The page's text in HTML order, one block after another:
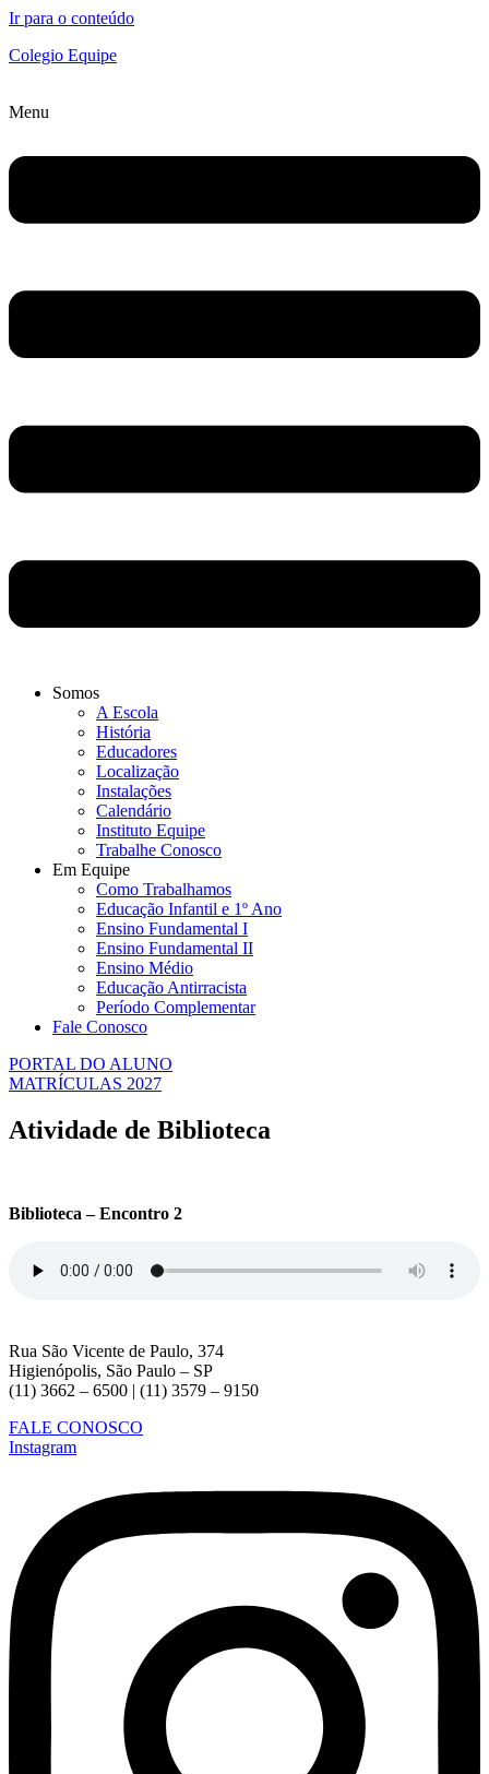
Ir para o conteúdo
Colegio Equipe
Menu
Somos
A Escola
História
Educadores
Localização
Instalações
Calendário
Instituto Equipe
Trabalhe Conosco
Em Equipe
Como Trabalhamos
Educação Infantil e 1º Ano
Ensino Fundamental I
Ensino Fundamental II
Ensino Médio
Educação Antirracista
Período Complementar
Fale Conosco
PORTAL DO ALUNO
MATRÍCULAS 2027
Atividade de Biblioteca
Biblioteca – Encontro 2
Rua São Vicente de Paulo, 374
Higienópolis, São Paulo – SP
(11) 3662 – 6500 | (11) 3579 – 9150
FALE CONOSCO
Instagram